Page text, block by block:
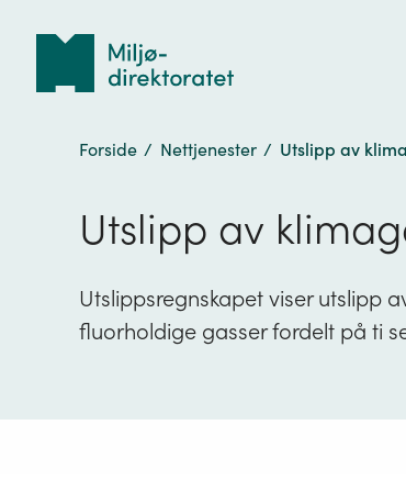
Forside / Nettjenester / Utslipp av
Utslipp av
Utslippsregnskapet viser utslipp
fluorholdige gasser fordelt på ti